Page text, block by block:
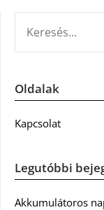
Oldalak
Kapcsolat
Legutóbbi
Akkumulátoros